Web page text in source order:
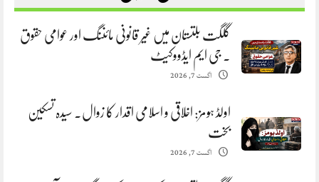
گلگت بلتستان میں غیر قانونی مائننگ اور عوامی حقوق
. جی ایم ایڈووکیٹ
اگست 7, 2026
اولڈ ہومز: اخلاقی و اسلامی اقدار کا زوال. سیدہ تسکین
بخت
اگست 7, 2026